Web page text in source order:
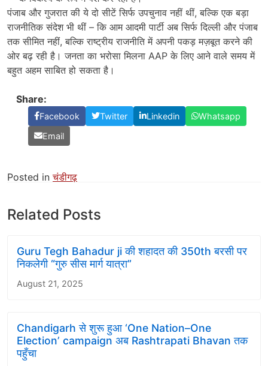
पंजाब और गुजरात की ये दो सीटें सिर्फ उपचुनाव नहीं थीं, बल्कि एक बड़ा
राजनीतिक संदेश भी थीं – कि आम आदमी पार्टी अब सिर्फ दिल्ली और पंजाब
तक सीमित नहीं, बल्कि राष्ट्रीय राजनीति में अपनी पकड़ मज़बूत करने की
ओर बढ़ रही है। जनता का भरोसा मिलना AAP के लिए आने वाले समय में
बहुत अहम साबित हो सकता है।
Share:
Facebook Twitter Linkedin
Whatsapp
Email
Posted inचंडीगढ़
Related Posts
Guru Tegh Bahadur ji की शहादत की 350th बरसी पर
निकलेगी “गुरु सीस मार्ग यात्रा”
August 21, 2025
Chandigarh से शुरू हुआ ‘One Nation–One
Election’ campaign अब Rashtrapati Bhavan तक
पहुँचा